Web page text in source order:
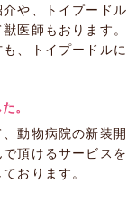
や、トイプードル
医師もおります。
、トイプードルに
。
動物病院の新装開
頂けるサービスを
おります。